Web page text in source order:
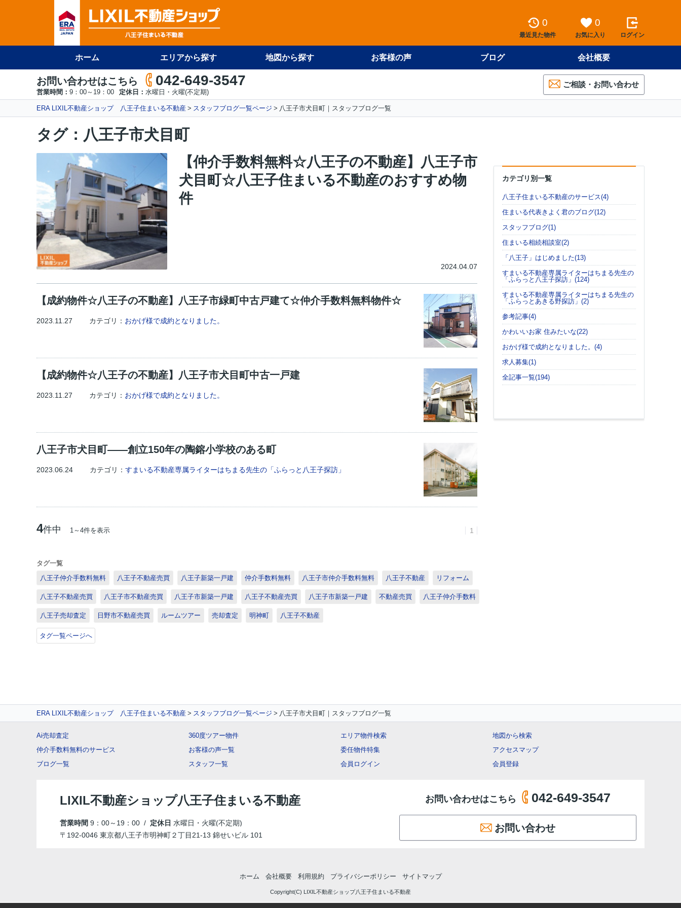
0
最近見た物件
0
お気に入り ログイン
ホーム エリアから探す 地図から探す お客様の声 ブログ 会社概要
お問い合わせはこちら 042-649-3547
営業時間： 9：00～19：00 定休日： 水曜日・火曜(不定期)
ご相談・お問い合わせ
ERA LIXIL不動産ショップ 八王子住まいる不動産 スタッフブログ一覧ページ 八王子市犬目町｜スタッフブログ一覧
タグ：八王子市犬目町
【仲介手数料無料☆八王子の不動産】八王子市
犬目町☆八王子住まいる不動産のおすすめ物
件
2024.04.07
【成約物件☆八王子の不動産】八王子市緑町中古戸建て☆仲介手数料無料物件☆
2023.11.27 カテゴリ： おかげ様で成約となりました。
【成約物件☆八王子の不動産】八王子市犬目町中古一戸建
2023.11.27 カテゴリ： おかげ様で成約となりました。
八王子市犬目町――創立150年の陶鎔小学校のある町
2023.06.24 カテゴリ： すまいる不動産専属ライターはちまる先生の「ふらっと八王子探訪」
4件中 1～4件を表示 1
タグ一覧
八王子仲介手数料無料
八王子不動産売買 八王子新築一戸建 仲介手数料無料 八王子市仲介手数料無料 八王子不動産 リフォーム
八王子不動産売買 八王子市不動産売買 八王子市新築一戸建 八王子不動産売買 八王子市新築一戸建 不動産売買 八王子仲介手数料
八王子売却査定 日野市不動産売買 ルームツアー 売却査定 明神町 八王子不動産
タグ一覧ページへ
カテゴリ別一覧
八王子住まいる不動産のサービス(4)
住まいる代表きよく君のブログ(12)
スタッフブログ(1)
住まいる相続相談室(2)
「八王子」はじめました(13)
すまいる不動産専属ライターはちまる先生の
「ふらっと八王子探訪」(124)
すまいる不動産専属ライターはちまる先生の
「ふらっとあきる野探訪」(2)
参考記事(4)
かわいいお家 住みたいな(22)
おかげ様で成約となりました。(4)
求人募集(1)
全記事一覧(194)
ERA LIXIL不動産ショップ 八王子住まいる不動産 スタッフブログ一覧ページ 八王子市犬目町｜スタッフブログ一覧
Ai売却査定
仲介手数料無料のサービス
ブログ一覧
360度ツアー物件
お客様の声一覧
スタッフ一覧
エリア物件検索
委任物件特集
会員ログイン
地図から検索
アクセスマップ
会員登録
LIXIL不動産ショップ八王子住まいる不動産
営業時間 9：00～19：00 / 定休日 水曜日・火曜(不定期)
〒192-0046 東京都八王子市明神町２丁目21-13 錦せいビル 101
お問い合わせはこちら 042-649-3547
お問い合わせ
ホーム 会社概要 利用規約 プライバシーポリシー サイトマップ
Copyright(C) LIXIL不動産ショップ八王子住まいる不動産